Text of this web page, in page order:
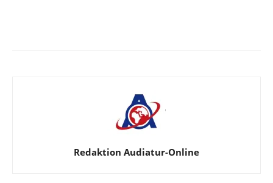
Redaktion Audiatur-Online